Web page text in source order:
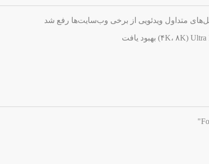
متداول ویدئویی از برخی وب‌سایت‌ها رفع شد